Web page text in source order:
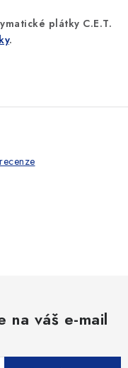
plátky C.E.T.
.
na váš e-mail